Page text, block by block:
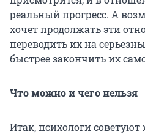
реальный прогресс. А
хочет продолжать эти
переводить их на
быстрее закончить их
Что можно и чего нельзя
Итак, психологи